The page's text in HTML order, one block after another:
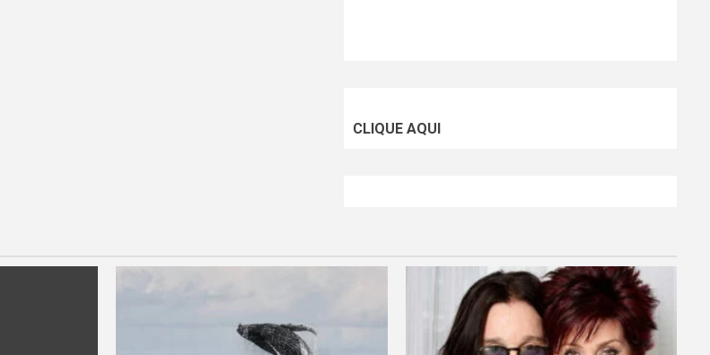
CLIQUE AQUI